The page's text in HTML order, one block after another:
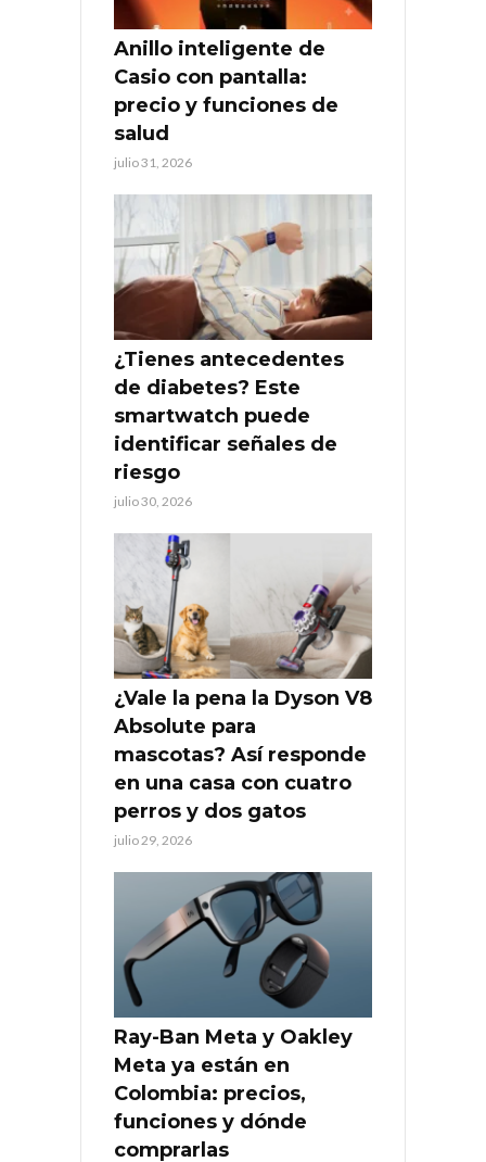
Anillo inteligente de
Casio con pantalla:
precio y funciones de
salud
julio 31, 2026
¿Tienes antecedentes
de diabetes? Este
smartwatch puede
identificar señales de
riesgo
julio 30, 2026
¿Vale la pena la Dyson V8
Absolute para
mascotas? Así responde
en una casa con cuatro
perros y dos gatos
julio 29, 2026
Ray-Ban Meta y Oakley
Meta ya están en
Colombia: precios,
funciones y dónde
comprarlas